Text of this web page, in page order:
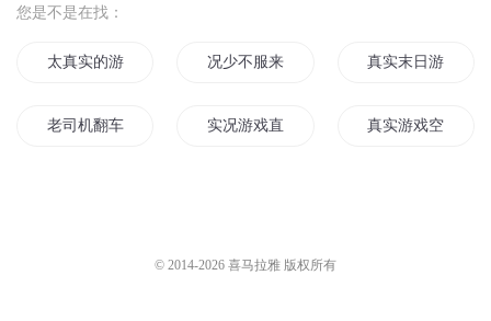
您是不是在找：
太真实的游戏 况少不服来战 真实末日游戏
老司机翻车实况 实况游戏直播 真实游戏空间
© 2014-2026 喜马拉雅 版权所有